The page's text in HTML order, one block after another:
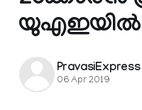
യുഎഇയില്‍
PravasiExpress
06 Apr 2019